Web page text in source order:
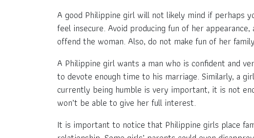
A good Philippine girl will not likely mind if perhaps
feel insecure. Avoid producing fun of her
offend the woman. Also, do not make fun of her
A Philippine girl wants a man who is confident and
to devote enough time to his marriage. Similarly, a
currently being humble is very important, it is not
won’t be able to give her full interest.
It is important to notice that Philippine girls place